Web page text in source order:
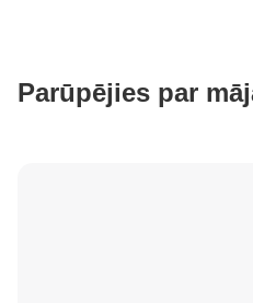
Parūpējies par